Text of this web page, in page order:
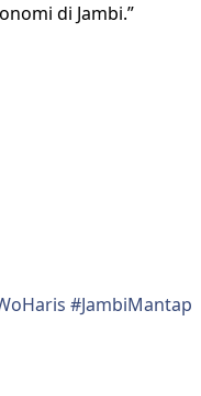
di Jambi.”
#JambiMantap